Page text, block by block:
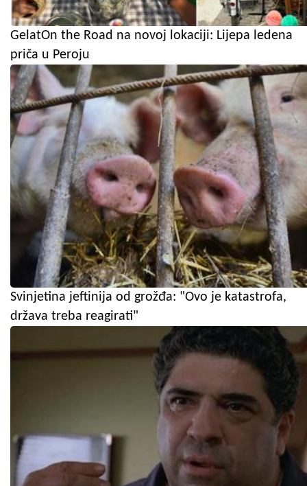
GelatOn the Road na novoj lokaciji: Lijepa ledena
priča u Peroju
Svinjetina jeftinija od grožđa: "Ovo je katastrofa,
država treba reagirati"